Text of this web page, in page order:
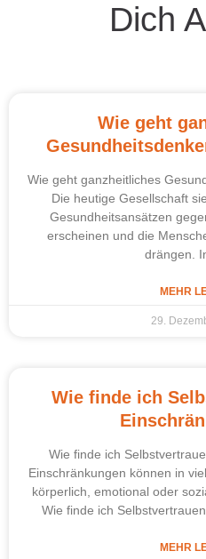
Dich
Wie geht
Wie geht ganzheitliches
Die heutige Gesellschaft
Gesundheitsansätzen
erscheinen und die
drängen.
MEHR
29.
Wie finde ich
Wie finde ich
Einschränkungen können in
körperlich, emotional oder
Wie finde ich
MEHR